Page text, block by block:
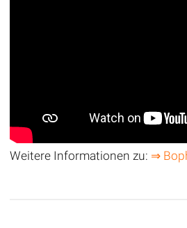
Weitere Informationen zu: ⇒